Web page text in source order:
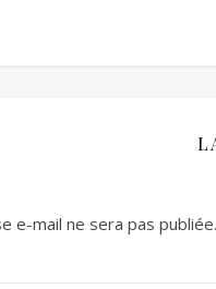
e-mail ne sera pas publiée.